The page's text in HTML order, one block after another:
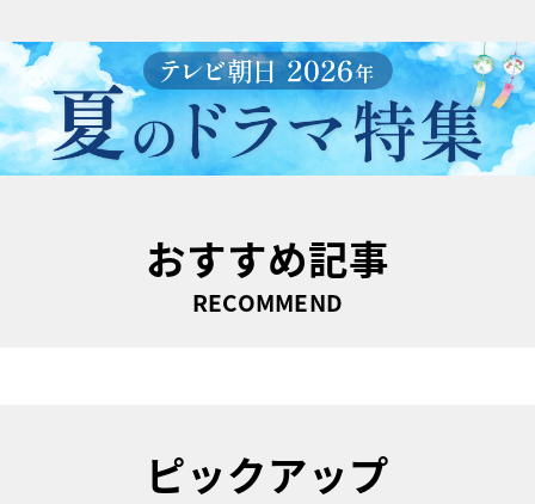
おすすめ記事
RECOMMEND
ピックアップ